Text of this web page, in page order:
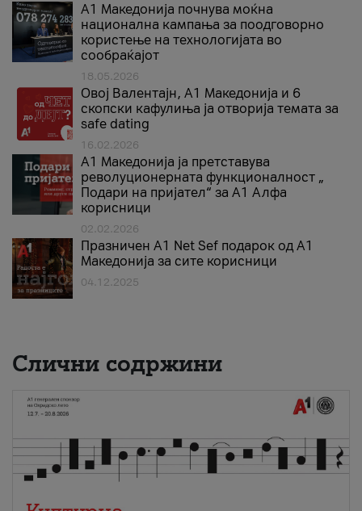
A1 Македонија почнува моќна
национална кампања за поодговорно
користење на технологијата во
сообраќајот
18.05.2026
Овој Валентајн, A1 Македонија и 6
скопски кафулиња ја отворија темата за
safe dating
16.02.2026
А1 Македонија ја претставува
револуционерната функционалност „
Подари на пријател“ за А1 Алфа
корисници
02.02.2026
Празничен A1 Net Sеf подарок од А1
Македонија за сите корисници
04.12.2025
Слични содржини